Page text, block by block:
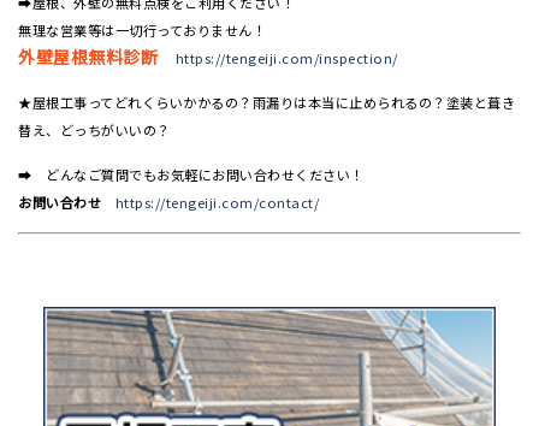
無理な営業等は一切行っておりません！
外壁屋根無料診断 https://tengeiji.com/inspection/
★屋根工事ってどれくらいかかるの？雨漏りは本当に止められるの？塗装と葺き
替え、どっちがいいの？
➡ どんなご質問でもお気軽にお問い合わせください！
お問い合わせ
https://tengeiji.com/contact/